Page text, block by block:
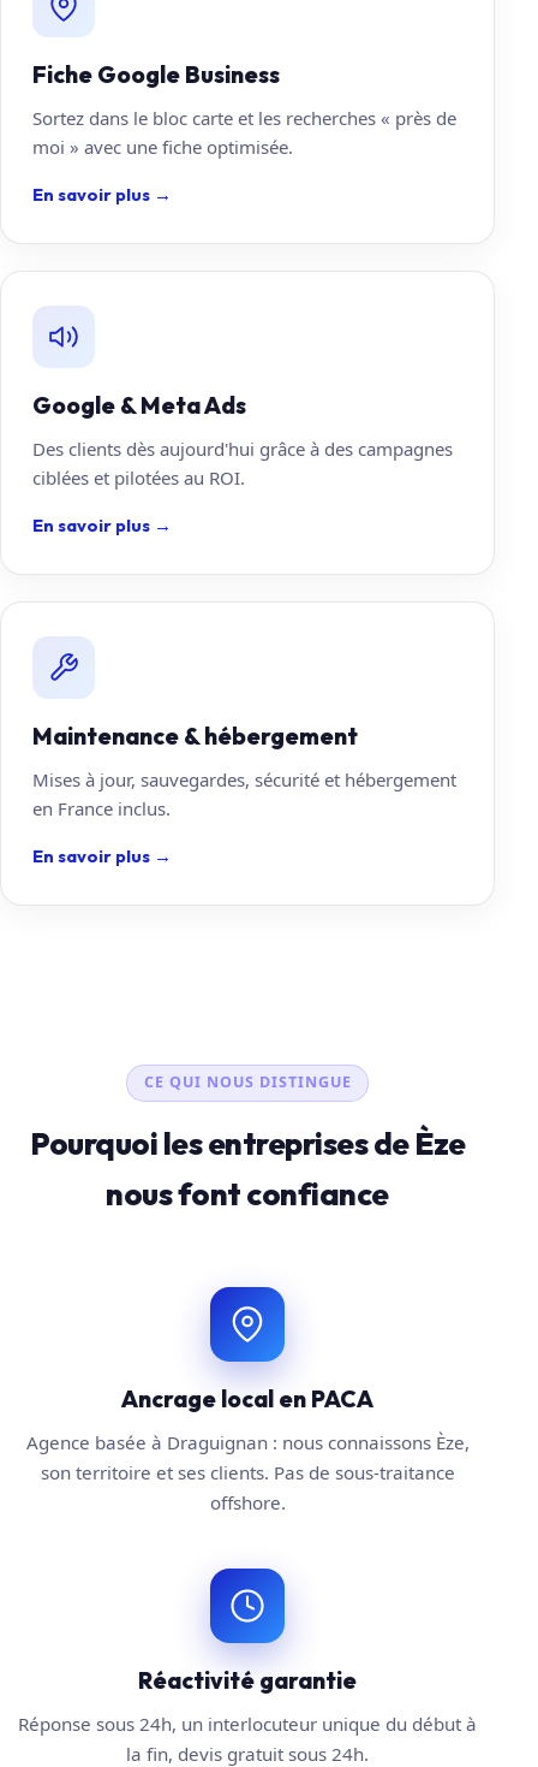
Fiche Google Business
Sortez dans le bloc carte et les recherches « près de
moi » avec une fiche optimisée.
En savoir plus →
Google & Meta Ads
Des clients dès aujourd'hui grâce à des campagnes
ciblées et pilotées au ROI.
En savoir plus →
Maintenance & hébergement
Mises à jour, sauvegardes, sécurité et hébergement
en France inclus.
En savoir plus →
CE QUI NOUS DISTINGUE
Pourquoi les entreprises de Èze
nous font confiance
Ancrage local en PACA
Agence basée à Draguignan : nous connaissons Èze,
son territoire et ses clients. Pas de sous-traitance
offshore.
Réactivité garantie
Réponse sous 24h, un interlocuteur unique du début à
la fin, devis gratuit sous 24h.